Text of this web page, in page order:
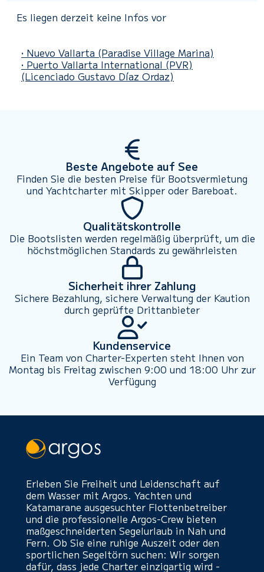
Es liegen derzeit keine Infos vor
• Nuevo Vallarta (Paradise Village Marina)
• Puerto Vallarta International (PVR)
(Licenciado Gustavo Díaz Ordaz)
Beste Angebote auf See
Finden Sie die besten Preise für Bootsvermietung
und Yachtcharter mit Skipper oder Bareboat.
Qualitätskontrolle
Die Bootslisten werden regelmäßig überprüft, um die
höchstmöglichen Standards zu gewährleisten
Sicherheit ihrer Zahlung
Sichere Bezahlung, sichere Verwaltung der Kaution
durch geprüfte Drittanbieter
Kundenservice
Ein Team von Charter-Experten steht Ihnen von
Montag bis Freitag zwischen 9:00 und 18:00 Uhr zur
Verfügung
Erleben Sie Freiheit und Leidenschaft auf
dem Wasser mit Argos. Yachten und
Katamarane ausgesuchter Flottenbetreiber
und die professionelle Argos-Crew bieten
maßgeschneiderten Segelurlaub in Nah und
Fern. Ob Sie eine ruhige Auszeit oder den
sportlichen Segeltörn suchen: Wir sorgen
dafür, dass jede Charter einzigartig wird -